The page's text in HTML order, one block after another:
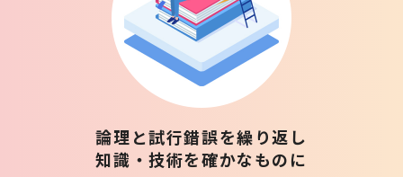
論理と試行錯誤を繰り返し
知識・技術を確かなものに